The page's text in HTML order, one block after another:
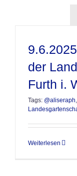
der
Furth i.
Tags: @aliseraph,
Weiterlesen